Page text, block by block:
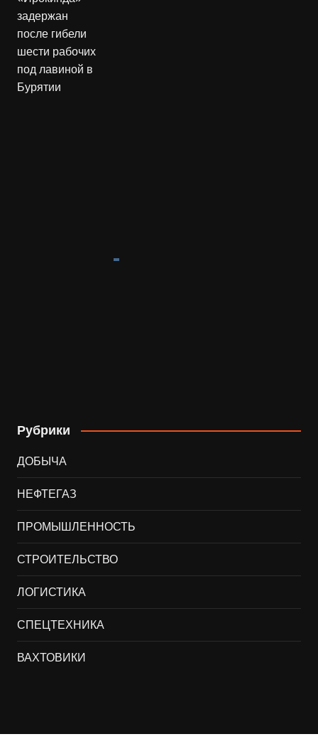
Рубрики
ДОБЫЧА
НЕФТЕГАЗ
ПРОМЫШЛЕННОСТЬ
СТРОИТЕЛЬСТВО
ЛОГИСТИКА
СПЕЦТЕХНИКА
ВАХТОВИКИ